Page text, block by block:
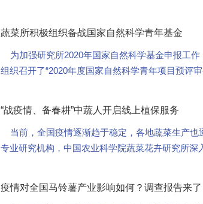
蔬菜所积极组织备战国家自然科学青年基金
为加强研究所2020年国家自然科学基金申报工
组织召开了“2020年度国家自然科学青年项目预评
“战疫情、备春耕”中蔬人开启线上植保服务
当前，全国疫情逐渐趋于稳定，各地蔬菜生产也
专业研究机构，中国农业科学院蔬菜花卉研究所
疫情对全国马铃薯产业影响如何？调查报告来了